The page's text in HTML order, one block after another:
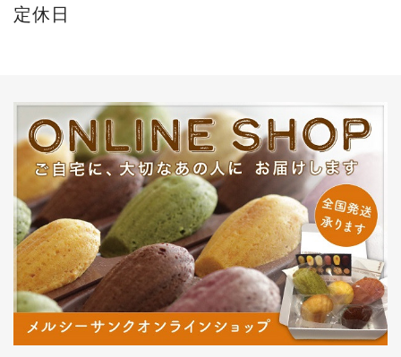
定休日